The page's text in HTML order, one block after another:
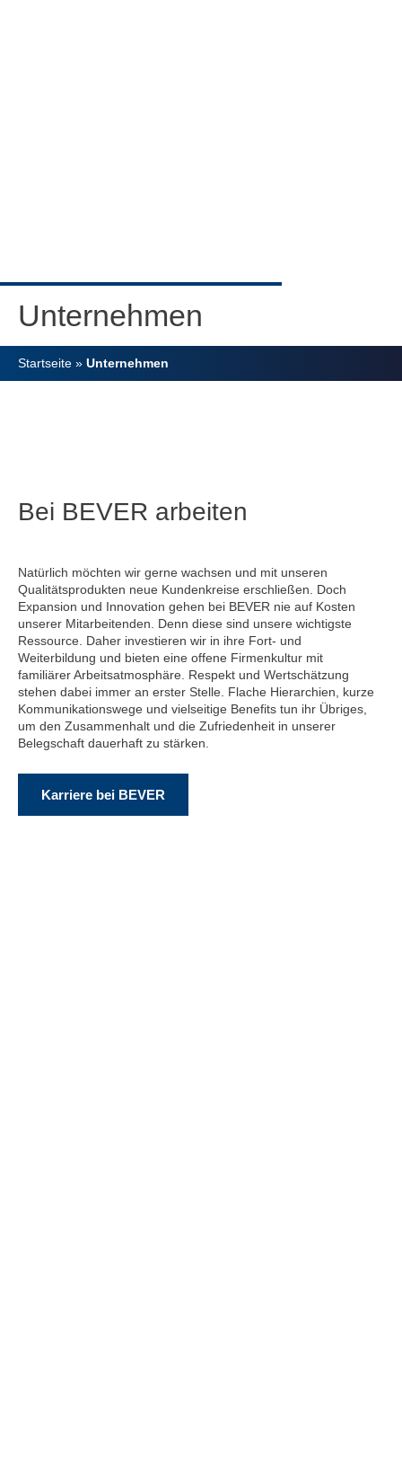
Unternehmen
Startseite » Unternehmen
Bei BEVER arbeiten
Natürlich möchten wir gerne wachsen und mit unseren
Qualitätsprodukten neue Kundenkreise erschließen. Doch
Expansion und Innovation gehen bei BEVER nie auf Kosten
unserer Mitarbeitenden. Denn diese sind unsere wichtigste
Ressource. Daher investieren wir in ihre Fort- und
Weiterbildung und bieten eine offene Firmenkultur mit
familiärer Arbeitsatmosphäre. Respekt und Wertschätzung
stehen dabei immer an erster Stelle. Flache Hierarchien, kurze
Kommunikationswege und vielseitige Benefits tun ihr Übriges,
um den Zusammenhalt und die Zufriedenheit in unserer
Belegschaft dauerhaft zu stärken.
Karriere bei BEVER